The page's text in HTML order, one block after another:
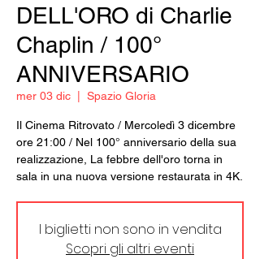
DELL'ORO di Charlie
Chaplin / 100°
ANNIVERSARIO
mer 03 dic Spazio Gloria
Il Cinema Ritrovato / Mercoledì 3 dicembre
ore 21:00 / Nel 100° anniversario della sua
realizzazione, La febbre dell'oro torna in
sala in una nuova versione restaurata in 4K.
I biglietti non sono in vendita
Scopri gli altri eventi